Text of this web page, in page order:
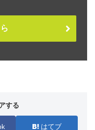
する
はてブ